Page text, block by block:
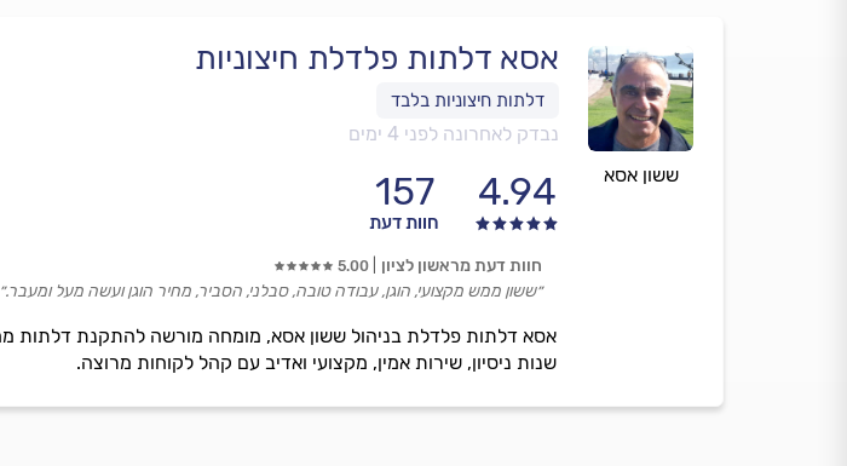
ששון אסא
אסא דלתות פלדלת חיצוניות
נבדק לאחרונה לפני 4 ימים
4.94
157
חוות דעת
שנות ניסיון, שירות אמין, מקצועי ואדיב עם קהל לקוחות מרוצה.
חוות דעת מראשון לציון 5.00
״ששון ממש מקצועי, הוגן, עבודה טובה, סבלני, הסביר, מחיר הוגן ועשה מעל ומעבר.״